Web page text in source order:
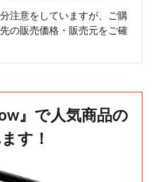
注意をしていますが、ご購
の販売価格・販売元をご確
』で人気商品の
す！